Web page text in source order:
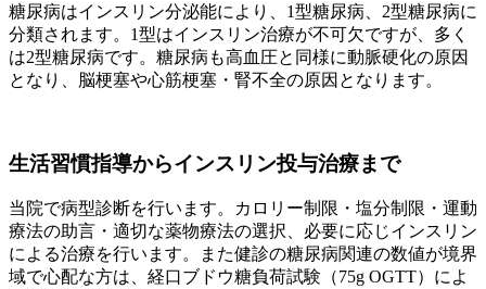
糖尿病はインスリン分泌能により、1型糖尿病、2型糖尿病に
分類されます。1型はインスリン治療が不可欠ですが、多く
は2型糖尿病です。糖尿病も高血圧と同様に動脈硬化の原因
となり、脳梗塞や心筋梗塞・腎不全の原因となります。
生活習慣指導からインスリン投与治療まで
当院で病型診断を行います。カロリー制限・塩分制限・運動
療法の助言・適切な薬物療法の選択、必要に応じインスリン
による治療を行います。また健診の糖尿病関連の数値が境界
域で心配な方は、経口ブドウ糖負荷試験（75g OGTT）によ